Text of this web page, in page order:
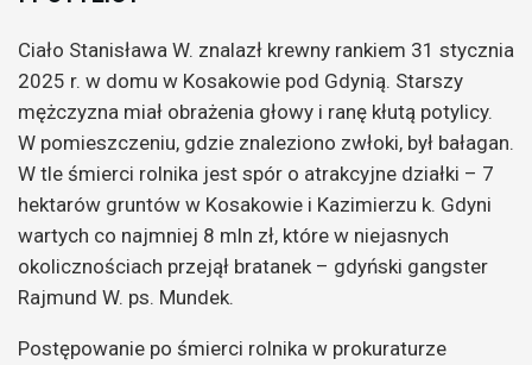
Ciało Stanisława W. znalazł krewny rankiem 31 stycznia
2025 r. w domu w Kosakowie pod Gdynią. Starszy
mężczyzna miał obrażenia głowy i ranę kłutą potylicy.
W pomieszczeniu, gdzie znaleziono zwłoki, był bałagan.
W tle śmierci rolnika jest spór o atrakcyjne działki – 7
hektarów gruntów w Kosakowie i Kazimierzu k. Gdyni
wartych co najmniej 8 mln zł, które w niejasnych
okolicznościach przejął bratanek – gdyński gangster
Rajmund W. ps. Mundek.
Postępowanie po śmierci rolnika w prokuraturze